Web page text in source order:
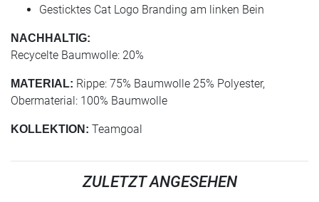
Gesticktes Cat Logo Branding am linken Bein
NACHHALTIG:
Recycelte Baumwolle: 20%
MATERIAL: Rippe: 75% Baumwolle 25% Polyester,
Obermaterial: 100% Baumwolle
KOLLEKTION: Teamgoal
ZULETZT ANGESEHEN